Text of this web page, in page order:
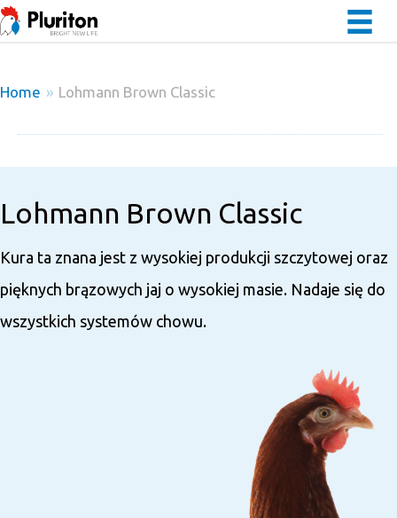
Home » Lohmann Brown Classic
Lohmann Brown Classic
Kura ta znana jest z wysokiej produkcji szczytowej oraz
pięknych brązowych jaj o wysokiej masie. Nadaje się do
wszystkich systemów chowu.